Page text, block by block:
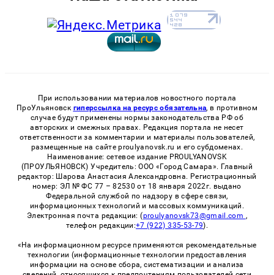
При использовании материалов новостного портала
ПроУльяновск гиперссылка на ресурс обязательна, в противном
случае будут применены нормы законодательства РФ об
авторских и смежных правах. Редакция портала не несет
ответственности за комментарии и материалы пользователей,
размещенные на сайте proulyanovsk.ru и его субдоменах.
Наименование: сетевое издание PROULYANOVSK
(ПРОУЛЬЯНОВСК) Учредитель: ООО «Город Самара». Главный
редактор: Шарова Анастасия Александровна. Регистрационный
номер: ЭЛ № ФС 77 – 82530 от 18 января 2022г. выдано
Федеральной службой по надзору в сфере связи,
информационных технологий и массовых коммуникаций.
Электронная почта редакции: (proulyanovsk73@gmail.com ,
телефон редакции:+7 (922) 335-53-79).
«На информационном ресурсе применяются рекомендательные
технологии (информационные технологии предоставления
информации на основе сбора, систематизации и анализа